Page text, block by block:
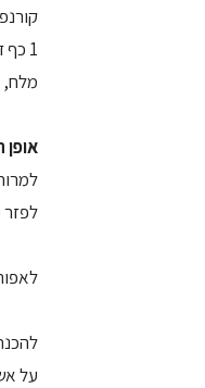
1 כף דבש
מלח,
אופן
לפזר
לאפות כ- 15 דקות בחום
על